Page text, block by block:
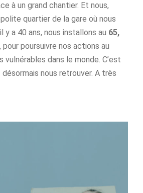
à un grand chantier. Et nous,
quartier de la gare où nous
y a 40 ans, nous installons au 65,
, pour poursuivre nos actions au
dans le monde. C’est
nous retrouver. A très